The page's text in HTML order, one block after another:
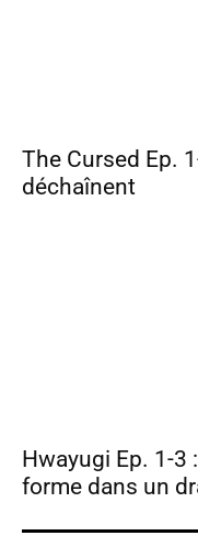
The Cursed Ep.
déchaînent
Hwayugi Ep. 1-3
forme dans un